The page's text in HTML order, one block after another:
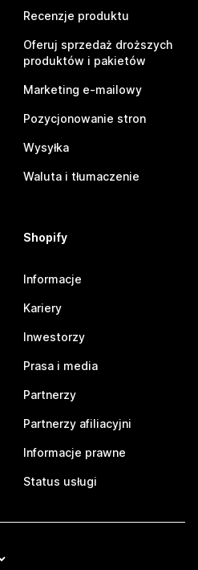
Recenzje produktu
Oferuj sprzedaż droższych
produktów i pakietów
Marketing e-mailowy
Pozycjonowanie stron
Wysyłka
Waluta i tłumaczenie
Shopify
Informacje
Kariery
Inwestorzy
Prasa i media
Partnerzy
Partnerzy afiliacyjni
Informacje prawne
Status usługi